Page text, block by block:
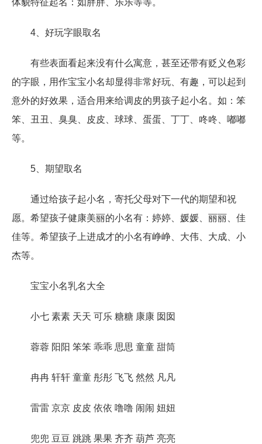
体貌特征起名：如胖胖、乐乐等等。
4、好玩字眼取名
有些表面看起来没有什么寓意，甚至还带有贬义色彩
的字眼，用作宝宝小名却显得非常好玩、有趣，可以起到
意外的好效果，适合用来给调皮的男孩子起小名。如：笨
笨、丑丑、臭臭、皮皮、球球、蛋蛋、丁丁、咚咚、嘟嘟
等。
5、期望取名
通过给孩子起小名，寄托父母对下一代的期望和祝
愿。希望孩子健康美丽的小名有：婷婷、媛媛、丽丽、佳
佳等。希望孩子上进成才的小名有峥峥、大伟、大成、小
杰等。
宝宝小名乳名大全
小七 素素 天天 可乐 糖糖 康康 囡囡
蓉蓉 阳阳 笨笨 乖乖 思思 童童 甜筒
冉冉 轩轩 童童 彤彤 飞飞 然然 凡凡
雷雷 京京 皮皮 依依 噜噜 闹闹 妞妞
兜兜 豆豆 跳跳 果果 齐齐 葫芦 亮亮